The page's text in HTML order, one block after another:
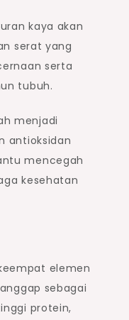
kaya akan
serat yang
serta
tubuh.
menjadi
antioksidan
mencegah
kesehatan
elemen
sebagai
protein,